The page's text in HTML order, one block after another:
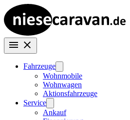
Fahrzeuge
Wohnmobile
Wohnwagen
Aktionsfahrzeuge
Service
Ankauf